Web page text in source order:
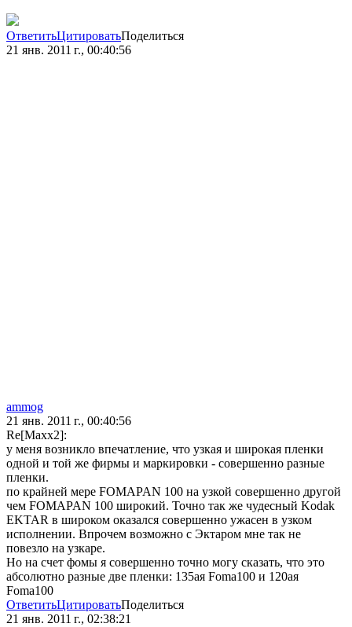
ОтветитьЦитироватьПоделиться
21 янв. 2011 г., 00:40:56
ammog
21 янв. 2011 г., 00:40:56
Re[Maxx2]:
у меня возникло впечатление, что узкая и широкая пленки
одной и той же фирмы и маркировки - совершенно разные
пленки.
по крайней мере FOMAPAN 100 на узкой совершенно другой
чем FOMAPAN 100 широкий. Точно так же чудесный Kodak
EKTAR в широком оказался совершенно ужасен в узком
исполнении. Впрочем возможно с Эктаром мне так не
повезло на узкаре.
Но на счет фомы я совершенно точно могу сказать, что это
абсолютно разные две пленки: 135ая Foma100 и 120ая
Foma100
ОтветитьЦитироватьПоделиться
21 янв. 2011 г., 02:38:21